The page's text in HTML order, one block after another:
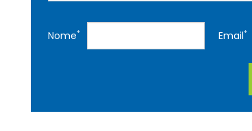
Nome* Email*